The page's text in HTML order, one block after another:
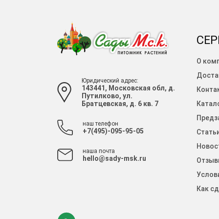
Юридический адрес:
143441, Московская обл, д.
Путилково, ул.
Братцевская, д. 6 кв. 7
наш телефон
+7(495)-095-95-05
наша почта
hello@sady-msk.ru
О
Как